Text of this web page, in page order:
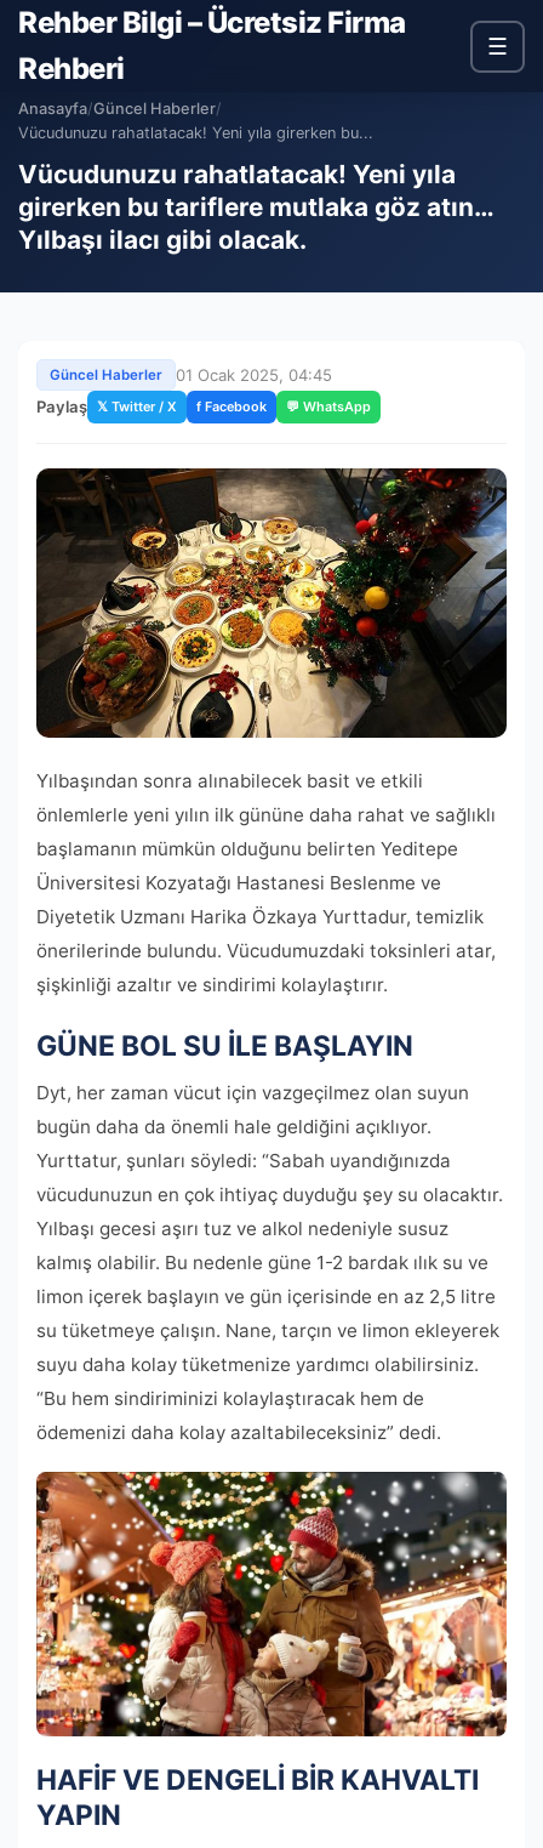
Rehber Bilgi – Ücretsiz Firma
Rehberi
☰
Anasayfa/Güncel Haberler/
Vücudunuzu rahatlatacak! Yeni yıla girerken bu...
Vücudunuzu rahatlatacak! Yeni yıla
girerken bu tariflere mutlaka göz atın…
Yılbaşı ilacı gibi olacak.
Güncel Haberler
01 Ocak 2025, 04:45
Paylaş 𝕏 Twitter / X f Facebook 💬 WhatsApp
Yılbaşından sonra alınabilecek basit ve etkili
önlemlerle yeni yılın ilk gününe daha rahat ve sağlıklı
başlamanın mümkün olduğunu belirten Yeditepe
Üniversitesi Kozyatağı Hastanesi Beslenme ve
Diyetetik Uzmanı Harika Özkaya Yurttadur, temizlik
önerilerinde bulundu. Vücudumuzdaki toksinleri atar,
şişkinliği azaltır ve sindirimi kolaylaştırır.
GÜNE BOL SU İLE BAŞLAYIN
Dyt, her zaman vücut için vazgeçilmez olan suyun
bugün daha da önemli hale geldiğini açıklıyor.
Yurttatur, şunları söyledi: “Sabah uyandığınızda
vücudunuzun en çok ihtiyaç duyduğu şey su olacaktır.
Yılbaşı gecesi aşırı tuz ve alkol nedeniyle susuz
kalmış olabilir. Bu nedenle güne 1-2 bardak ılık su ve
limon içerek başlayın ve gün içerisinde en az 2,5 litre
su tüketmeye çalışın. Nane, tarçın ve limon ekleyerek
suyu daha kolay tüketmenize yardımcı olabilirsiniz.
“Bu hem sindiriminizi kolaylaştıracak hem de
ödemenizi daha kolay azaltabileceksiniz” dedi.
HAFİF VE DENGELİ BİR KAHVALTI
YAPIN